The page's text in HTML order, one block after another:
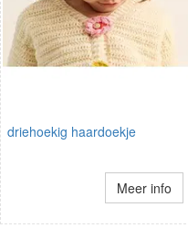
driehoekig haardoekje
Meer info